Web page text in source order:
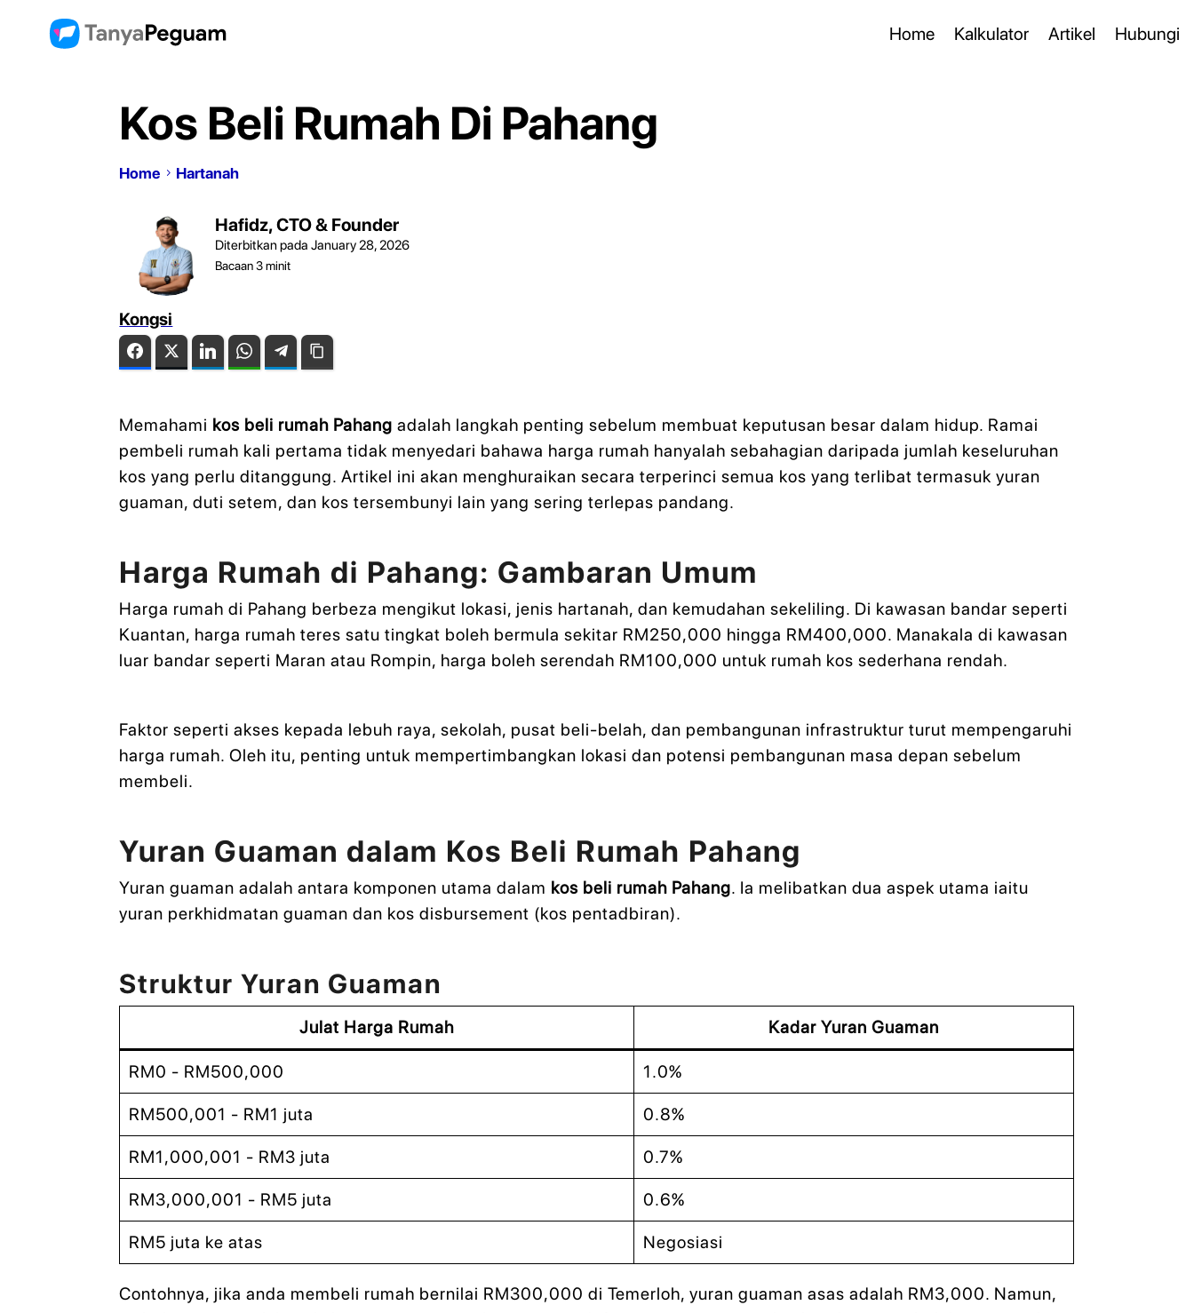
Home Kalkulator Artikel Hubungi
Kos Beli Rumah Di Pahang
Home Hartanah
Hafidz, CTO & Founder
Diterbitkan pada January 28, 2026
Bacaan3minit
Kongsi
FacebookTwitter LinkedIn WhatsAppTelegram
Memahami kos beli rumah Pahang adalah langkah penting sebelum membuat keputusan besar dalam hidup. Ramai
pembeli rumah kali pertama tidak menyedari bahawa harga rumah hanyalah sebahagian daripada jumlah keseluruhan
kos yang perlu ditanggung. Artikel ini akan menghuraikan secara terperinci semua kos yang terlibat termasuk yuran
guaman, duti setem, dan kos tersembunyi lain yang sering terlepas pandang.
Harga Rumah di Pahang: Gambaran Umum
Harga rumah di Pahang berbeza mengikut lokasi, jenis hartanah, dan kemudahan sekeliling. Di kawasan bandar seperti
Kuantan, harga rumah teres satu tingkat boleh bermula sekitar RM250,000 hingga RM400,000. Manakala di kawasan
luar bandar seperti Maran atau Rompin, harga boleh serendah RM100,000 untuk rumah kos sederhana rendah.
Faktor seperti akses kepada lebuh raya, sekolah, pusat beli-belah, dan pembangunan infrastruktur turut mempengaruhi
harga rumah. Oleh itu, penting untuk mempertimbangkan lokasi dan potensi pembangunan masa depan sebelum
membeli.
Yuran Guaman dalam Kos Beli Rumah Pahang
Yuran guaman adalah antara komponen utama dalam kos beli rumah Pahang. Ia melibatkan dua aspek utama iaitu
yuran perkhidmatan guaman dan kos disbursement (kos pentadbiran).
Struktur Yuran Guaman
Julat Harga Rumah Kadar Yuran Guaman
RM0 - RM500,000 1.0%
RM500,001 - RM1 juta 0.8%
RM1,000,001 - RM3 juta 0.7%
RM3,000,001 - RM5 juta 0.6%
RM5 juta ke atas Negosiasi
Contohnya, jika anda membeli rumah bernilai RM300,000 di Temerloh, yuran guaman asas adalah RM3,000. Namun,